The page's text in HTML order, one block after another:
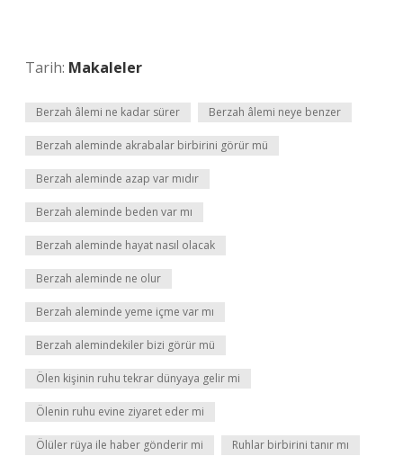
Tarih: Makaleler
Berzah âlemi ne kadar sürer Berzah âlemi neye benzer
Berzah aleminde akrabalar birbirini görür mü
Berzah aleminde azap var mıdır
Berzah aleminde beden var mı
Berzah aleminde hayat nasıl olacak
Berzah aleminde ne olur
Berzah aleminde yeme içme var mı
Berzah alemindekiler bizi görür mü
Ölen kişinin ruhu tekrar dünyaya gelir mi
Ölenin ruhu evine ziyaret eder mi
Ölüler rüya ile haber gönderir mi Ruhlar birbirini tanır mı